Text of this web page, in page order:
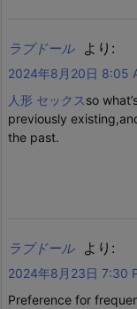
ラブドール より:
2024年8月20日 8:05
人形 セックスso
previously
the past.
ラブドール より:
2024年8月23日 7:30
Preference for